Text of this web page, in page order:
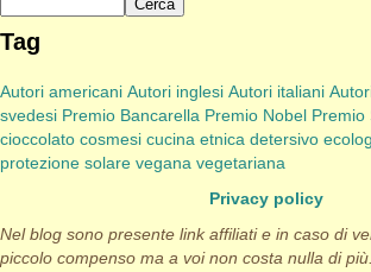
Tag
Autori americani Autori inglesi Autori italiani
svedesi Premio Bancarella Premio Nobel Premio
cioccolato cosmesi cucina etnica detersivo
protezione solare vegana vegetariana
Privacy policy
Nel blog sono presente link affiliati e in caso di
piccolo compenso ma a voi non costa nulla di più.